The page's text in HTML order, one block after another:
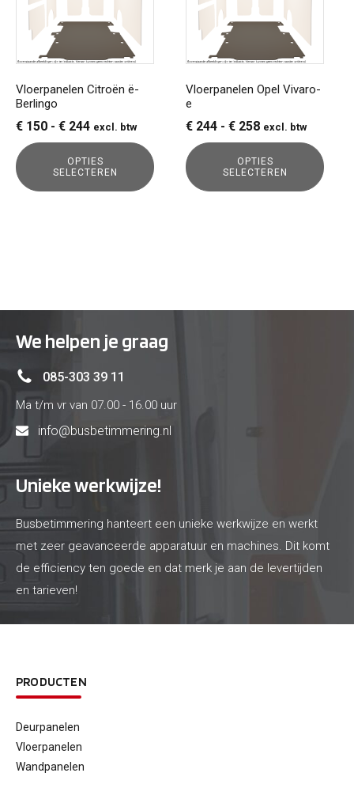
Vloerpanelen Citroën ë-
Berlingo
€ 150 - € 244Prijsklasse:
€ 150
tot
excl. btw
OPTIES
SELECTEREN
variaties.
Deze
kan
gekozen
worden
op
de
productpagina
Vloerpanelen Opel Vivaro-
e
€ 244 - € 258Prijsklasse:
€ 244
tot
excl. btw
OPTIES
SELECTEREN
variaties.
Deze
kan
gekozen
worden
op
de
productpagina
We helpen je graag
085-303 39 11
Ma t/m vr van 07.00 - 16.00 uur
info@busbetimmering.nl
Unieke werkwijze!
Busbetimmering hanteert een unieke werkwijze en werkt
met zeer geavanceerde apparatuur en machines. Dit komt
de efficiency ten goede en dat merk je aan de levertijden
en tarieven!
PRODUCTEN
Deurpanelen
Vloerpanelen
Wandpanelen